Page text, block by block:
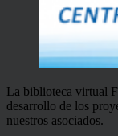
La biblioteca virtual
desarrollo de los
nuestros asociados.